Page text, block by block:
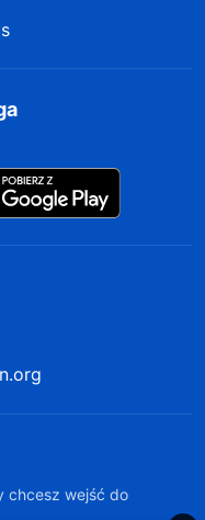
chcesz wejść do